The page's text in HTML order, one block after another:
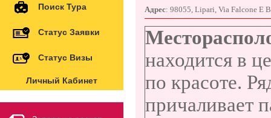
Поиск Тура
Статус Заявки
Статус Визы
Личный Кабинет
Адрес: 98055, Lipari, Via Falcone E
находится в
по красоте.
причаливает